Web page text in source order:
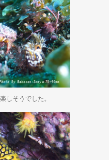
しそうでした。